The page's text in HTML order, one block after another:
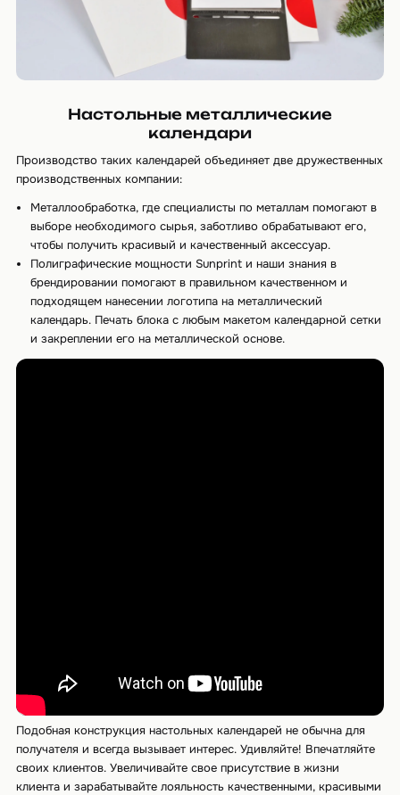
Настольные металлические
календари
Производство таких календарей объединяет две дружественных
производственных компании:
Металлообработка, где специалисты по металлам помогают в
выборе необходимого сырья, заботливо обрабатывают его,
чтобы получить красивый и качественный аксессуар.
Полиграфические мощности Sunprint и наши знания в
брендировании помогают в правильном качественном и
подходящем нанесении логотипа на металлический
календарь. Печать блока с любым макетом календарной сетки
и закреплении его на металлической основе.
Подобная конструкция настольных календарей не обычна для
получателя и всегда вызывает интерес. Удивляйте! Впечатляйте
своих клиентов. Увеличивайте свое присутствие в жизни
клиента и зарабатывайте лояльность качественными, красивыми